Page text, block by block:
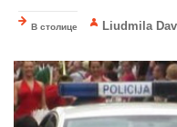
В столице Liudmila